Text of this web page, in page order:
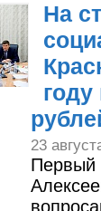
На
23
Первый